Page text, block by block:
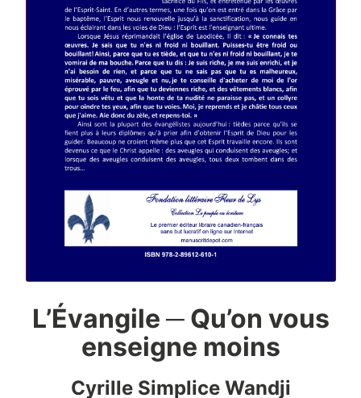
L’Évangile ─ Qu’on vous
enseigne moins
Cyrille Simplice Wandji